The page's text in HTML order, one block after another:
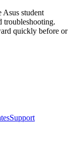
student
troubleshooting.
quickly before or
Support